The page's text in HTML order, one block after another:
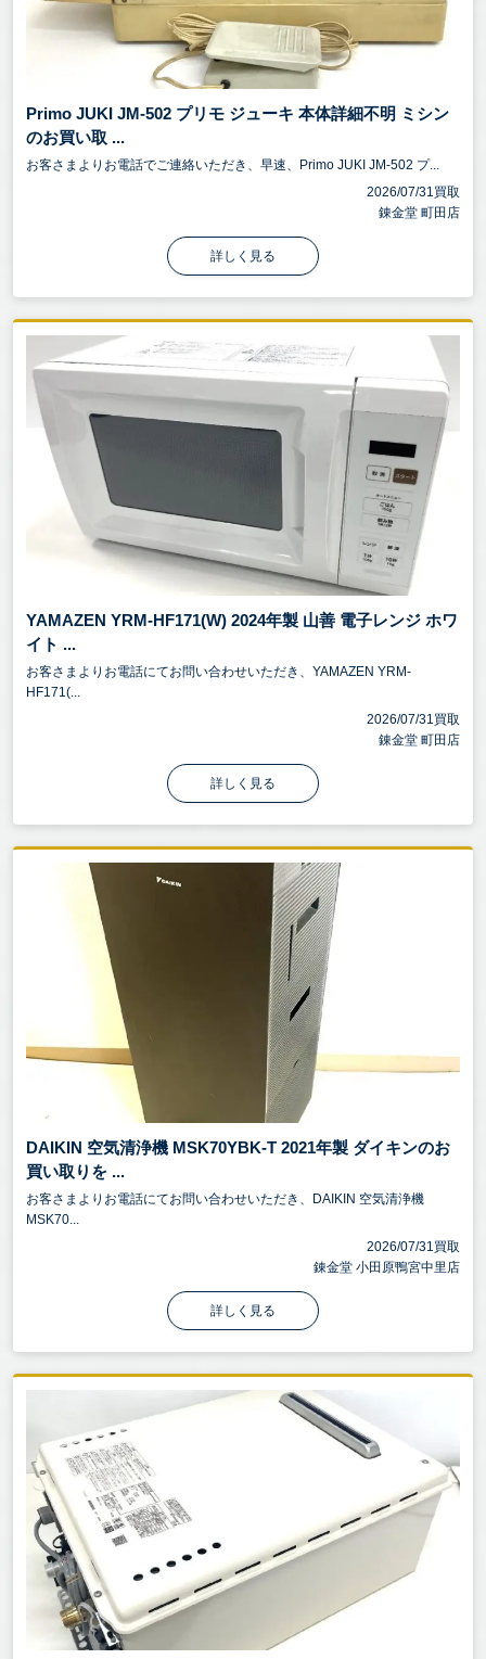
Primo JUKI JM-502 プリモ ジューキ 本体詳細不明 ミシン
のお買い取 ...
お客さまよりお電話でご連絡いただき、早速、Primo JUKI JM-502 プ...
2026/07/31買取
錬金堂 町田店
詳しく見る
YAMAZEN YRM-HF171(W) 2024年製 山善 電子レンジ ホワ
イト ...
お客さまよりお電話にてお問い合わせいただき、YAMAZEN YRM-
HF171(...
2026/07/31買取
錬金堂 町田店
詳しく見る
DAIKIN 空気清浄機 MSK70YBK-T 2021年製 ダイキンのお
買い取りを ...
お客さまよりお電話にてお問い合わせいただき、DAIKIN 空気清浄機
MSK70...
2026/07/31買取
錬金堂 小田原鴨宮中里店
詳しく見る